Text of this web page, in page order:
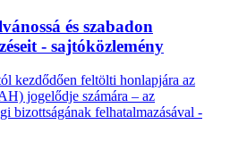
és szabadon
- sajtóközlemény
kezdődően feltölti honlapjára az
jogelődje számára – az
bizottságának felhatalmazásával -